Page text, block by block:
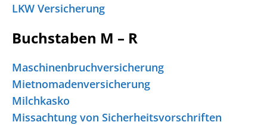
LKW Versicherung
Buchstaben M – R
Maschinenbruchversicherung
Mietnomadenversicherung
Milchkasko
Missachtung von Sicherheitsvorschriften